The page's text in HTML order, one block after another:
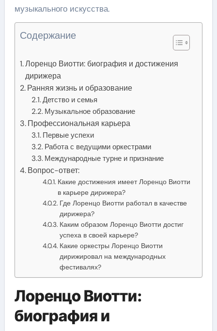
музыкального искусства.
Содержание
Лоренцо Виотти: биография и достижения
дирижера
Ранняя жизнь и образование
Детство и семья
Музыкальное образование
Профессиональная карьера
Первые успехи
Работа с ведущими оркестрами
Международные турне и признание
Вопрос-ответ:
Какие достижения имеет Лоренцо Виотти
в карьере дирижера?
Где Лоренцо Виотти работал в качестве
дирижера?
Каким образом Лоренцо Виотти достиг
успеха в своей карьере?
Какие оркестры Лоренцо Виотти
дирижировал на международных
фестивалях?
Лоренцо Виотти:
биография и